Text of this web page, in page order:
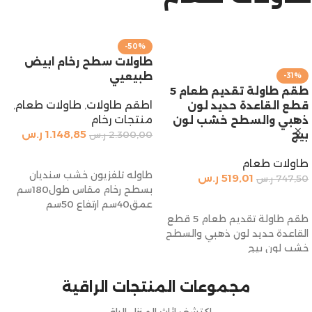
طبيعيي
اطقم طاولات, طاولات طعام
منتجات رخام
2.300,00
طاوله تلفزيون خشب سنديان
-32%
طاوله طعام ثمانيه كراسي
ذهبي رمادي 180 × 100 سم
طاولات طعام
5.635,00 ر.س 3.850,00 ر.س
طاوله طعام ثمانيه كراسي ذهبي
رمادي 180 × 100 سم
مجموعات المنتجات الراقية